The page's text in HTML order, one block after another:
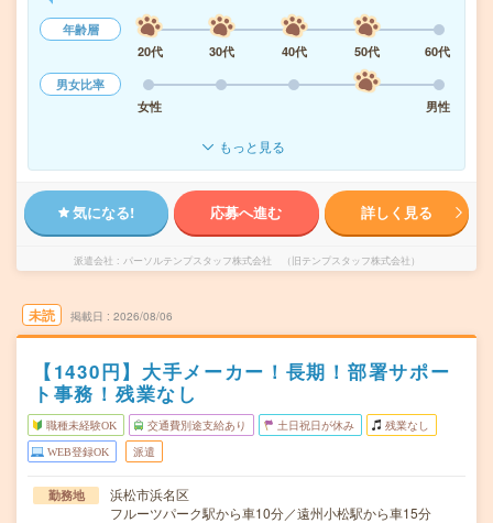
年齢層
20代
30代 40代 50代
60代
男女比率
女性
男性
もっと見る
気になる! 応募へ進む 詳しく見る
派遣会社 パーソルテンプスタッフ株式会社 （旧テンプスタッフ株式会社）
未読 掲載日 2026/08/06
【1430円】大手メーカー！長期！部署サポー
ト事務！残業なし
職種未経験OK 交通費別途支給あり 土日祝日が休み 残業なし
WEB登録OK 派遣
勤務地
浜松市浜名区
フルーツパーク駅から車10分／遠州小松駅から車15分